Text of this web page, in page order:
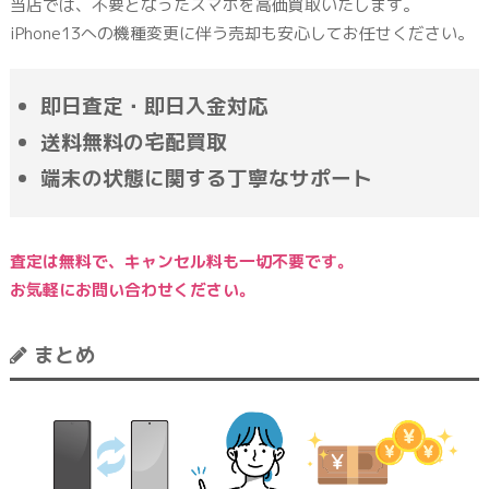
当店では、不要となったスマホを高価買取いたします。
iPhone13への機種変更に伴う売却も安心してお任せください。
即日査定・即日入金対応
送料無料の宅配買取
端末の状態に関する丁寧なサポート
査定は無料で、キャンセル料も一切不要です。
お気軽にお問い合わせください。
まとめ